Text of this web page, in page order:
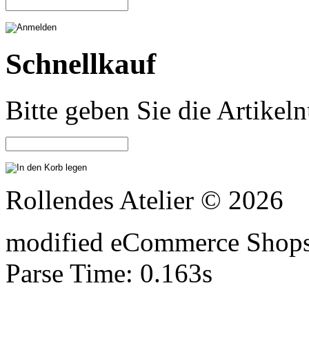
Schnellkauf
Bitte geben Sie die
Rollendes Atelier © 2026
modified eCommerce
Parse Time: 0.163s